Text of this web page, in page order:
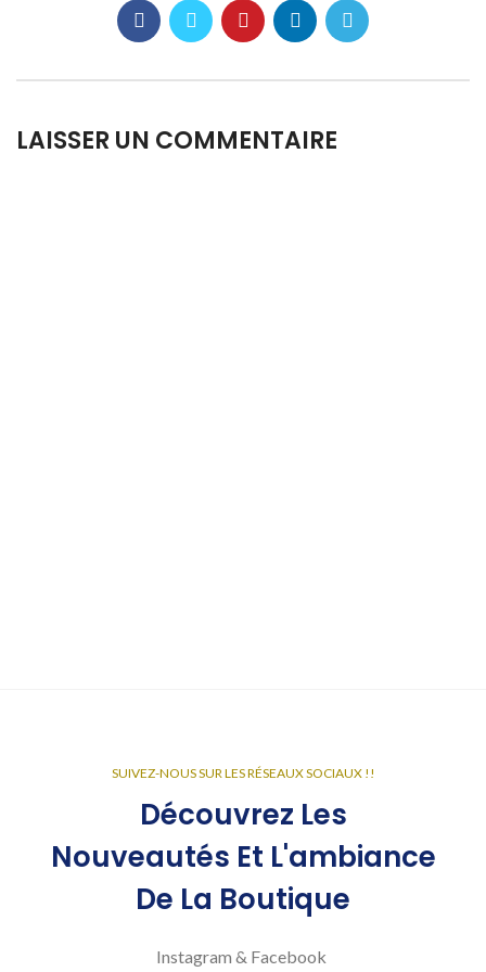
LAISSER UN COMMENTAIRE
SUIVEZ-NOUS SUR LES RÉSEAUX SOCIAUX !!
Découvrez Les
Nouveautés Et L'ambiance
De La Boutique
Instagram & Facebook